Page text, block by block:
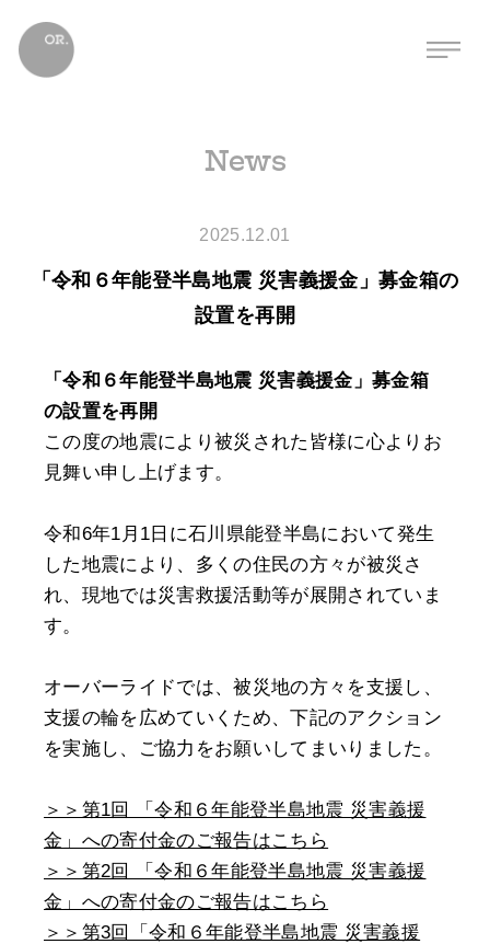
News
2025.12.01
「令和６年能登半島地震 災害義援金」募金箱の
設置を再開
「令和６年能登半島地震 災害義援金」募金箱
の設置を再開
この度の地震により被災された皆様に心よりお
見舞い申し上げます。
令和6年1月1日に石川県能登半島において発生
した地震により、多くの住民の方々が被災さ
れ、現地では災害救援活動等が展開されていま
す。
オーバーライドでは、被災地の方々を支援し、
支援の輪を広めていくため、下記のアクション
を実施し、ご協力をお願いしてまいりました。
＞＞第1回 「令和６年能登半島地震 災害義援
金」への寄付金のご報告はこちら
＞＞第2回 「令和６年能登半島地震 災害義援
金」への寄付金のご報告はこちら
＞＞第3回「令和６年能登半島地震 災害義援